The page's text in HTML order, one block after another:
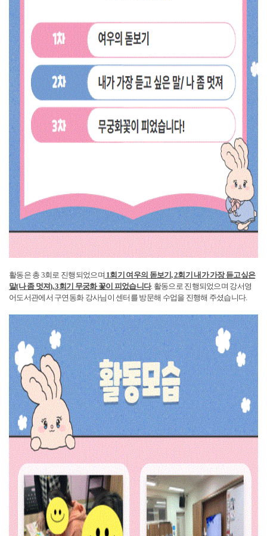
활동은 총 3회로 진행되었으며 1회기 여우의 돋보기, 2회기 내가 가장 듣고싶은
말(나 좀 멋져), 3회기 무궁화 꽃이 피었습니다. 활동으로 진행되었으며 강서영
어도서관에서 구연동화 강사님이 센터를 방문해 수업을 진행해 주셨습니다.